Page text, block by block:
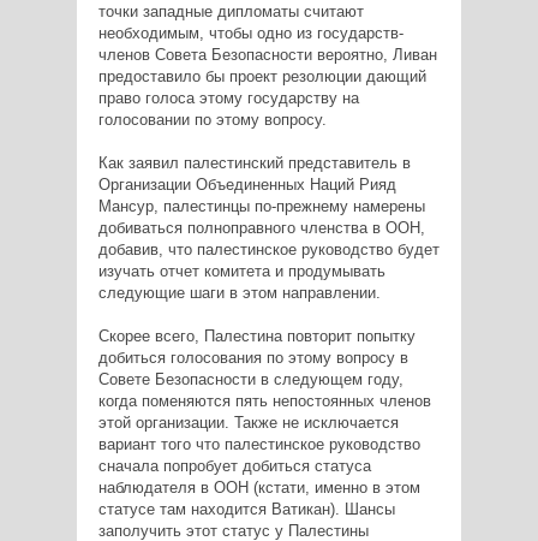
точки западные дипломаты считают
необходимым, чтобы одно из государств-
членов Совета Безопасности вероятно, Ливан
предоставило бы проект резолюции дающий
право голоса этому государству на
голосовании по этому вопросу.
Как заявил палестинский представитель в
Организации Объединенных Наций Рияд
Мансур, палестинцы по-прежнему намерены
добиваться полноправного членства в ООН,
добавив, что палестинское руководство будет
изучать отчет комитета и продумывать
следующие шаги в этом направлении.
Скорее всего, Палестина повторит попытку
добиться голосования по этому вопросу в
Совете Безопасности в следующем году,
когда поменяются пять непостоянных членов
этой организации. Также не исключается
вариант того что палестинское руководство
сначала попробует добиться статуса
наблюдателя в ООН (кстати, именно в этом
статусе там находится Ватикан). Шансы
заполучить этот статус у Палестины